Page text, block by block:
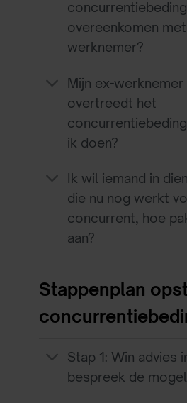
overeenkomen
werknemer?
Mijn ex-werknemer
overtreedt het
ik doen?
Ik wil iemand in
die nu nog werkt
concurrent, hoe
aan?
Stappenplan
Stap 1: Win advies
bespreek de